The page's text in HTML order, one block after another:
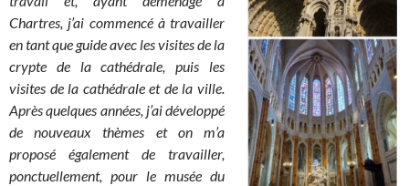
Chartres, j’ai commencé à travailler
en tant que guide avec les visites de la
crypte de la cathédrale, puis les
visites de la cathédrale et de la ville.
Après quelques années, j’ai développé
de nouveaux thèmes et on m’a
proposé également de travailler,
ponctuellement, pour le musée du